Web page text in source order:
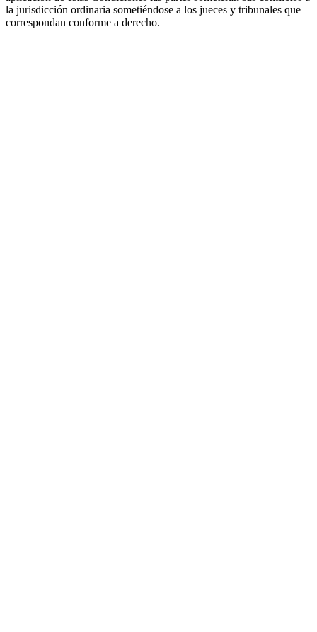
la jurisdicción ordinaria sometiéndose a los jueces y tribunales que
correspondan conforme a derecho.